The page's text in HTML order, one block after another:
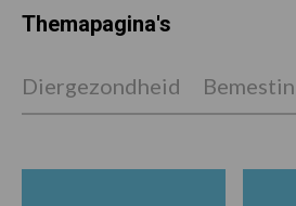
Themapagina's
Diergezondheid